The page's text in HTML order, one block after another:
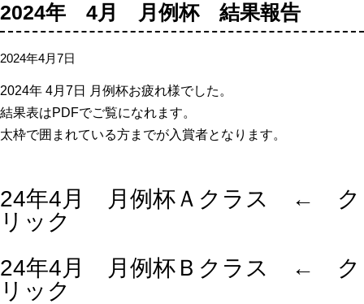
2024年 4月 月例杯 結果報告
2024年4月7日
2024年 4月7日 月例杯お疲れ様でした。
結果表はPDFでご覧になれます。
太枠で囲まれている方までが入賞者となります。
24年4月 月例杯Ａクラス ← ク
リック
24年4月 月例杯Ｂクラス ← ク
リック